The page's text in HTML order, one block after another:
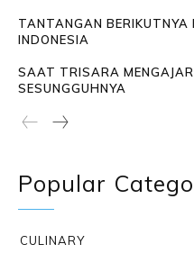
TANTANGAN
INDONESIA
SAAT TRISARA
SESUNGGUHNYA
Popular
CULINARY